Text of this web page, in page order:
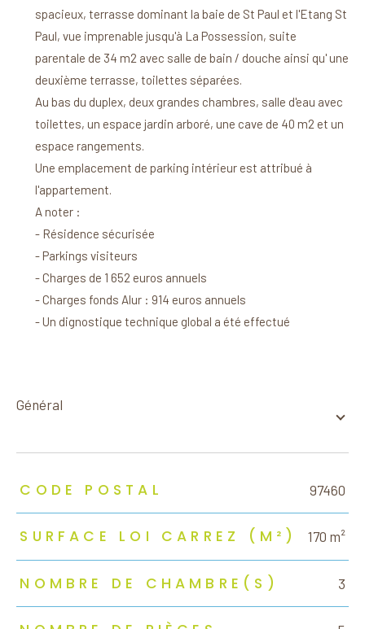
spacieux, terrasse dominant la baie de St Paul et l'Etang St
Paul, vue imprenable jusqu'à La Possession, suite
parentale de 34 m2 avec salle de bain / douche ainsi qu' une
deuxième terrasse, toilettes séparées.
Au bas du duplex, deux grandes chambres, salle d'eau avec
toilettes, un espace jardin arboré, une cave de 40 m2 et un
espace rangements.
Une emplacement de parking intérieur est attribué à
l'appartement.
A noter :
- Résidence sécurisée
- Parkings visiteurs
- Charges de 1 652 euros annuels
- Charges fonds Alur : 914 euros annuels
- Un dignostique technique global a été effectué
général
TRAD_ZEPHYR_Caracteristique TRAD_ZEPHYR_Valeurs
CODE POSTAL 97460
SURFACE LOI CARREZ (M²) 170 m²
NOMBRE DE CHAMBRE(S) 3